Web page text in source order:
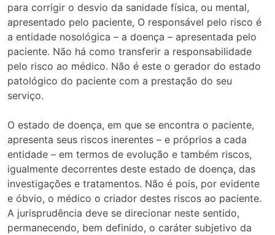
para corrigir o desvio da sanidade física, ou mental,
apresentado pelo paciente, O responsável pelo risco é
a entidade nosológica – a doença – apresentada pelo
paciente. Não há como transferir a responsabilidade
pelo risco ao médico. Não é este o gerador do estado
patológico do paciente com a prestação do seu
serviço.
O estado de doença, em que se encontra o paciente,
apresenta seus riscos inerentes – e próprios a cada
entidade – em termos de evolução e também riscos,
igualmente decorrentes deste estado de doença, das
investigações e tratamentos. Não é pois, por evidente
e óbvio, o médico o criador destes riscos ao paciente.
A jurisprudência deve se direcionar neste sentido,
permanecendo, bem definido, o caráter subjetivo da